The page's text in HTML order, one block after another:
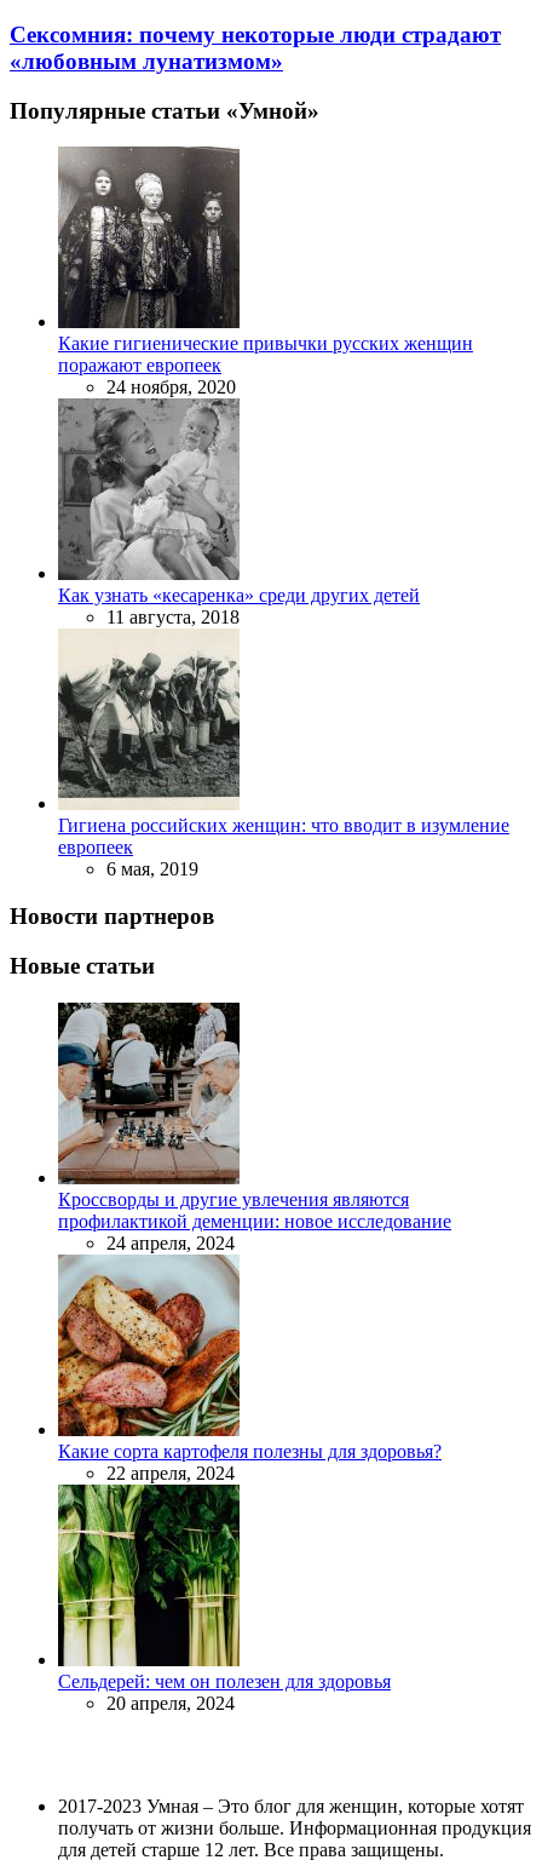
Сексомния: почему некоторые люди страдают
«любовным лунатизмом»
Популярные статьи «Умной»
Какие гигиенические привычки русских женщин
поражают европеек
24 ноября, 2020
Как узнать «кесаренка» среди других детей
11 августа, 2018
Гигиена российских женщин: что вводит в изумление
европеек
6 мая, 2019
Новости партнеров
Новые статьи
Кроссворды и другие увлечения являются
профилактикой деменции: новое исследование
24 апреля, 2024
Какие сорта картофеля полезны для здоровья?
22 апреля, 2024
Сельдерей: чем он полезен для здоровья
20 апреля, 2024
2017-2023 Умная – Это блог для женщин, которые хотят
получать от жизни больше. Информационная продукция
для детей старше 12 лет. Все права защищены.